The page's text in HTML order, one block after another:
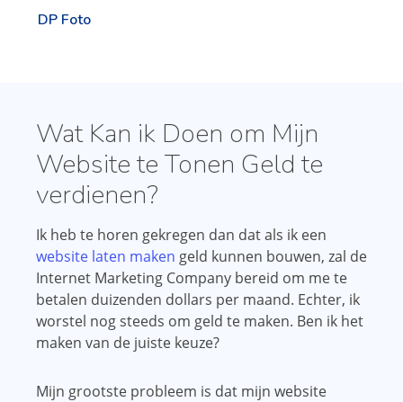
DP Foto
Wat Kan ik Doen om Mijn
Website te Tonen Geld te
verdienen?
Ik heb te horen gekregen dan dat als ik een
website laten maken geld kunnen bouwen, zal de
Internet Marketing Company bereid om me te
betalen duizenden dollars per maand. Echter, ik
worstel nog steeds om geld te maken. Ben ik het
maken van de juiste keuze?
Mijn grootste probleem is dat mijn website